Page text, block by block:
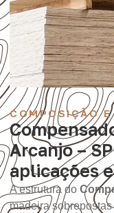
COMPOSIÇÃO
Arcanjo –
aplicações
A estrutura do
madeira